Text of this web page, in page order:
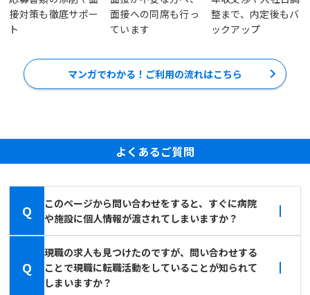
接対策も徹底サポー
ト
面接への同席も行っ
ています
整まで、内定後もバ
ックアップ
マンガでわかる！ご利用の流れはこちら
よくあるご質問
Q
このページから問い合わせをすると、すぐに病院
や施設に個人情報が渡されてしまいますか？
Q
現職の求人も見つけたのですが、問い合わせする
ことで現職に転職活動をしていることが知られて
しまいますか？